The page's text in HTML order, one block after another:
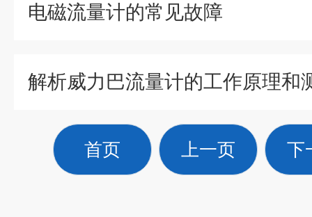
电磁流量计的常见故障
解析威力巴流量计的工作原理和
首页 上一页 下